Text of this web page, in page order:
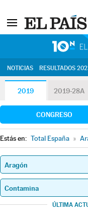
NOTICIAS RESULTADOS
2019 2019-28A
CONGRESO
Estás en: Total España »
ÚLTIMA